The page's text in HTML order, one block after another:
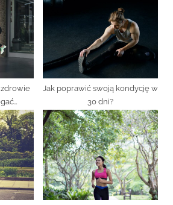
Jak poprawić swoją kondycję w
30 dni?